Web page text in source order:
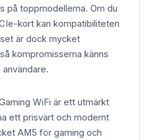
på toppmodellerna. Om du
kort kan kompatibiliteten
är dock mycket
kompromisserna känns
WiFi är ett utmärkt
ett prisvärt och modernt
AM5 för gaming och